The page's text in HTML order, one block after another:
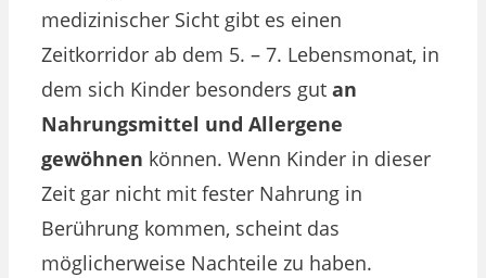
medizinischer Sicht gibt es einen
Zeitkorridor ab dem 5. – 7. Lebensmonat, in
dem sich Kinder besonders gut an
Nahrungsmittel und Allergene
gewöhnen können. Wenn Kinder in dieser
Zeit gar nicht mit fester Nahrung in
Berührung kommen, scheint das
möglicherweise Nachteile zu haben.